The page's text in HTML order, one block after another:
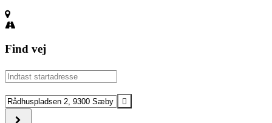
Find vej
Address
-
Drivkraften
bag
Destination
Address